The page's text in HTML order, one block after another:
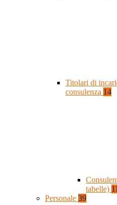
Titolari di
consulenza 14
tabelle) 11
Personale 39